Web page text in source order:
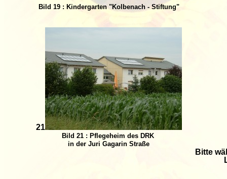
Bild 19 : Kindergarten "Kolbenach - Stiftung"
21
Bild 21 : Pflegeheim des DRK
in der Juri Gagarin Straße
Bitte